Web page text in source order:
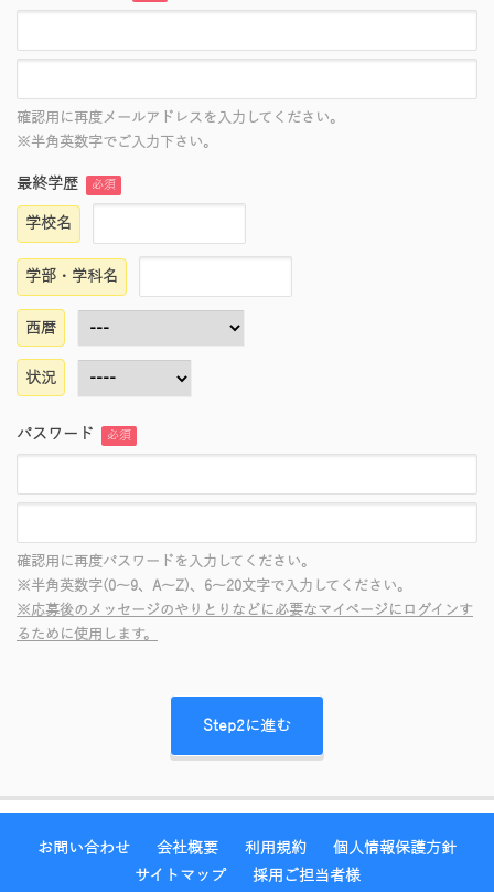
確認用に再度メールアドレスを入力してください。
※半角英数字でご入力下さい。
最終学歴 必須
学校名
学部・学科名
西暦
状況
パスワード 必須
確認用に再度パスワードを入力してください。
※半角英数字(0～9、A～Z)、6～20文字で入力してください。
※応募後のメッセージのやりとりなどに必要なマイページにログインす
るために使用します。
お問い合わせ 会社概要 利用規約
個人情報保護方針
サイトマップ
採用ご担当者様